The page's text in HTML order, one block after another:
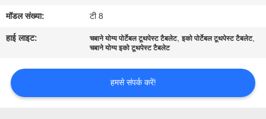
संपर्क
करें
एक
उद्धरण
मॉडल संख्या: टी 8
हाई लाइट: चबाने योग्य पोर्टेबल टूथपेस्ट टैबलेट,इको पोर्टेबल टूथपेस्ट टैबलेट,
चबाने योग्य इको टूथपेस्ट टैबलेट
हमसे संपर्क करें!